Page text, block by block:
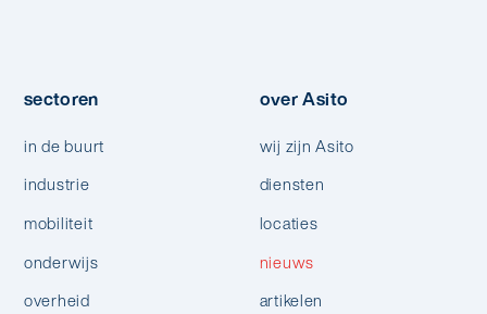
sectoren
in de buurt
industrie
mobiliteit
onderwijs
overheid
over Asito
wij zijn Asito
diensten
locaties
nieuws
artikelen